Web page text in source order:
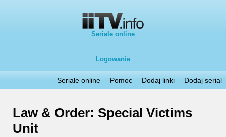
Seriale online
Logowanie
Seriale online Pomoc Dodaj linki Dodaj serial
Law & Order: Special Victims
Unit